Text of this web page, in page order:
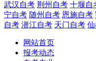
武汉自考 荆州自考 十堰自
宁自考 随州自考 恩施自考
自考 潜江自考 天门自考
网站首页
报考动态